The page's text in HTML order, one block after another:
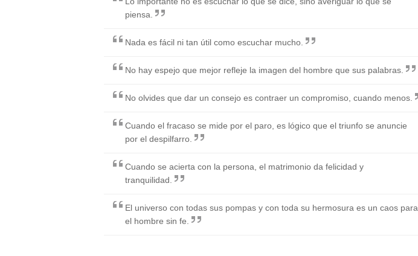
piensa.
Nada es fácil ni tan útil como escuchar mucho.
No hay espejo que mejor refleje la imagen del hombre que sus palabras.
No olvides que dar un consejo es contraer un compromiso, cuando menos.
Cuando el fracaso se mide por el paro, es lógico que el triunfo se anuncie
por el despilfarro.
Cuando se acierta con la persona, el matrimonio da felicidad y
tranquilidad.
El universo con todas sus pompas y con toda su hermosura es un caos para
el hombre sin fe.